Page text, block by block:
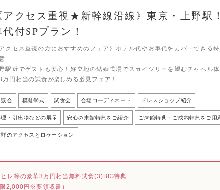
アクセス重視★新幹線沿線》東京・上野駅
代付SPプラン！
アクセス重視の方におすすめのフェア》ホテル代やお車代をカバーできる
野駅近でゲストも安心！好立地の結婚式場でスカイツリーを望むチャペル
万円相当の試食が楽しめる必見フェア！
談会 模擬挙式 試食会 会場コーディネート ドレスショップ紹介
理・引出物などの展示 安心の来館特典をご紹介 ご来館特典・ご成約特典をご用
群のアクセスとロケーション
レ等の豪華3万円相当無料試食(3)BIG特典
2,000円※要領収書）